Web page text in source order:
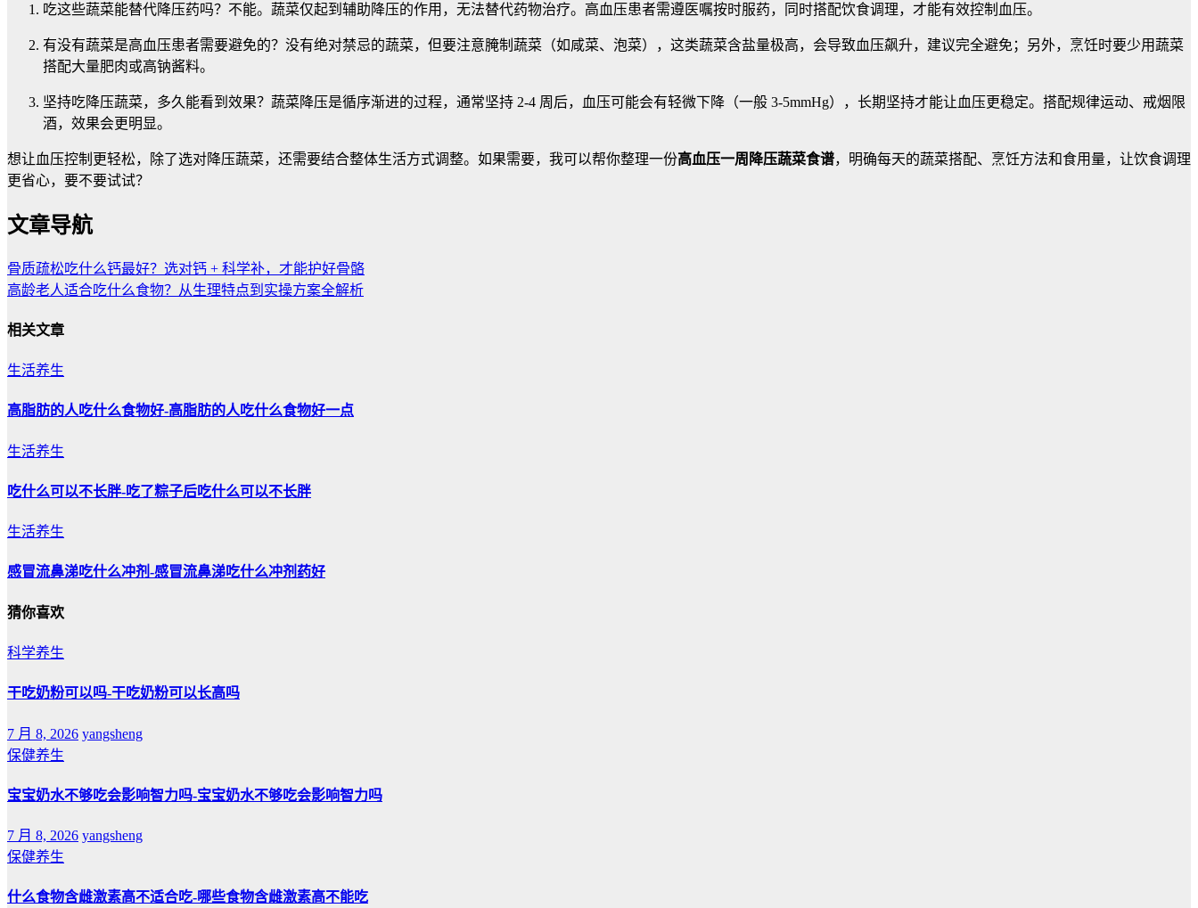
吃这些蔬菜能替代降压药吗？不能。蔬菜仅起到辅助降压的作用，无法替代药物治疗。高血压患者需遵医嘱按时服药，同时搭配饮食调理，才能有效控制血压。
有没有蔬菜是高血压患者需要避免的？没有绝对禁忌的蔬菜，但要注意腌制蔬菜（如咸菜、泡菜），这类蔬菜含盐量极高，会导致血压飙升，建议完全避免；另外，烹饪时要少用蔬菜
搭配大量肥肉或高钠酱料。
坚持吃降压蔬菜，多久能看到效果？蔬菜降压是循序渐进的过程，通常坚持 2-4 周后，血压可能会有轻微下降（一般 3-5mmHg），长期坚持才能让血压更稳定。搭配规律运动、戒烟限
酒，效果会更明显。
想让血压控制更轻松，除了选对降压蔬菜，还需要结合整体生活方式调整。如果需要，我可以帮你整理一份高血压一周降压蔬菜食谱，明确每天的蔬菜搭配、烹饪方法和食用量，让饮食调理
更省心，要不要试试？
文章导航
骨质疏松吃什么钙最好？选对钙 + 科学补，才能护好骨骼
高龄老人适合吃什么食物？从生理特点到实操方案全解析
相关文章
生活养生
高脂肪的人吃什么食物好-高脂肪的人吃什么食物好一点
生活养生
吃什么可以不长胖-吃了粽子后吃什么可以不长胖
生活养生
感冒流鼻涕吃什么冲剂-感冒流鼻涕吃什么冲剂药好
猜你喜欢
科学养生
干吃奶粉可以吗-干吃奶粉可以长高吗
7 月 8, 2026 yangsheng
保健养生
宝宝奶水不够吃会影响智力吗-宝宝奶水不够吃会影响智力吗
7 月 8, 2026 yangsheng
保健养生
什么食物含雌激素高不适合吃-哪些食物含雌激素高不能吃